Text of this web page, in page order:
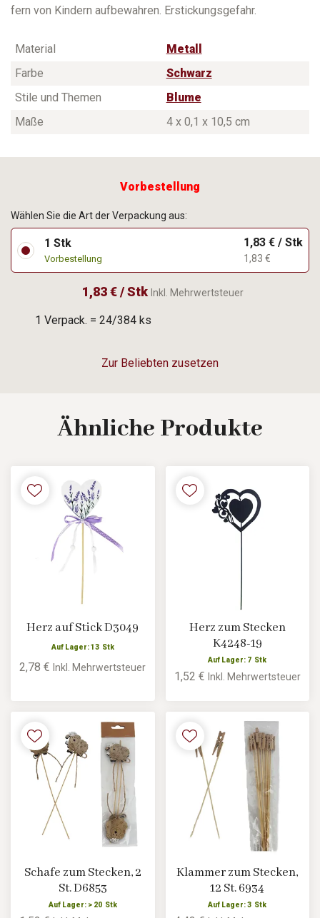
fern von Kindern aufbewahren. Erstickungsgefahr.
Material
Metall
Farbe
Schwarz
Stile und Themen
Blume
Maße
4 x 0,1 x 10,5 cm
Vorbestellung
1 Verpack. = 24/384 ks
Zur Beliebten zusetzen
Wählen Sie die Art der Verpackung aus:
1 Stk
Vorbestellung
1,83 € / Stk
1,83 €
1,83 € / Stk Inkl. Mehrwertsteuer
Ähnliche Produkte
Herz auf Stick D3049
Auf Lager: 13 Stk
2,78 €Inkl. Mehrwertsteuer
Herz zum Stecken
K4248-19
Auf Lager: 7 Stk
1,52 € Inkl. Mehrwertsteuer
Schafe zum Stecken, 2
St. D6853
Auf Lager: > 20 Stk
Klammer zum Stecken,
12 St. 6934
Auf Lager: 3 Stk